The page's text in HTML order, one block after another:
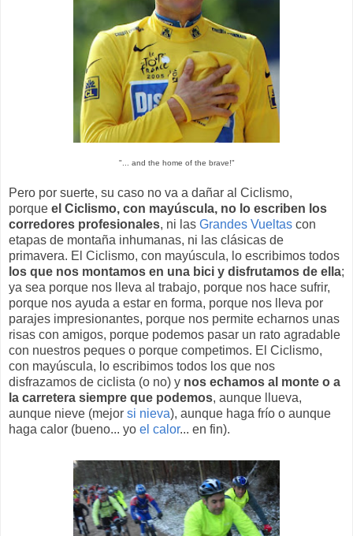
"... and the home of the brave!"
Pero por suerte, su caso no va a dañar al Ciclismo,
porque el Ciclismo, con mayúscula, no lo escriben los
corredores profesionales, ni las Grandes Vueltas con
etapas de montaña inhumanas, ni las clásicas de
primavera. El Ciclismo, con mayúscula, lo escribimos todos
los que nos montamos en una bici y disfrutamos de ella;
ya sea porque nos lleva al trabajo, porque nos hace sufrir,
porque nos ayuda a estar en forma, porque nos lleva por
parajes impresionantes, porque nos permite echarnos unas
risas con amigos, porque podemos pasar un rato agradable
con nuestros peques o porque competimos. El Ciclismo,
con mayúscula, lo escribimos todos los que nos
disfrazamos de ciclista (o no) y nos echamos al monte o a
la carretera siempre que podemos, aunque llueva,
aunque nieve (mejor si nieva), aunque haga frío o aunque
haga calor (bueno... yo el calor... en fin).